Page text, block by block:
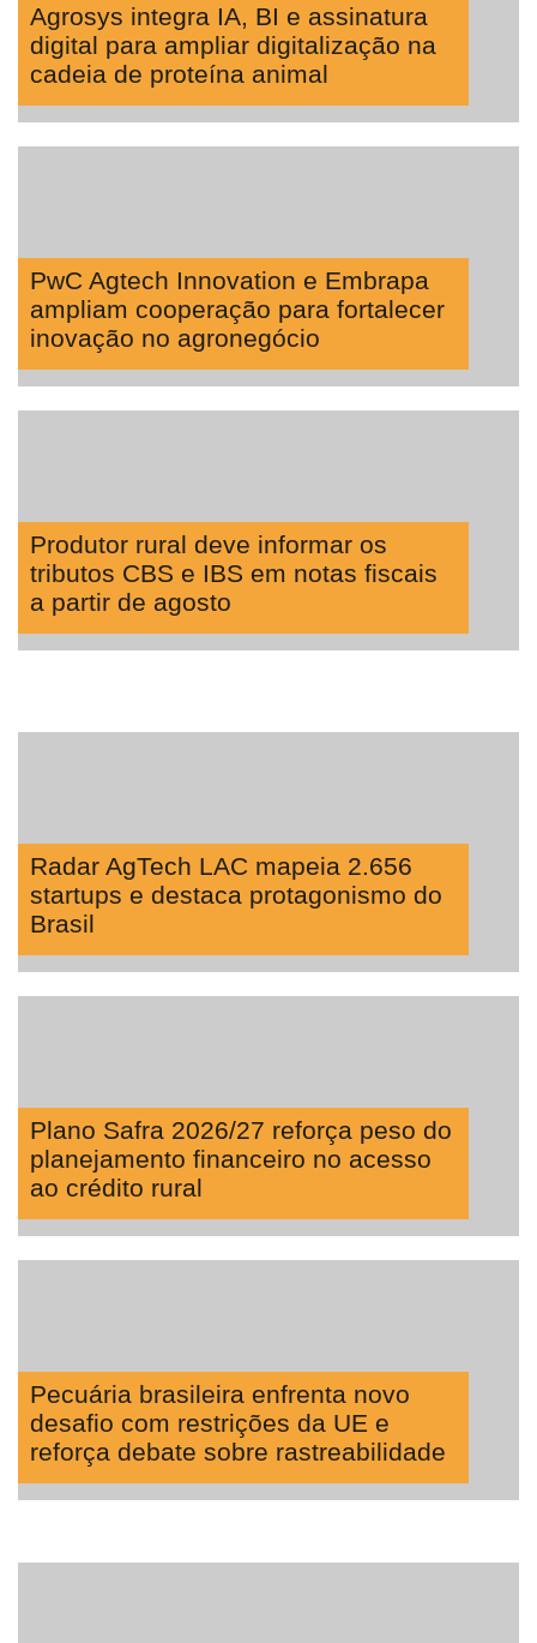
Agrosys integra IA, BI e assinatura
digital para ampliar digitalização na
cadeia de proteína animal
PwC Agtech Innovation e Embrapa
ampliam cooperação para fortalecer
inovação no agronegócio
Produtor rural deve informar os
tributos CBS e IBS em notas fiscais
a partir de agosto
Radar AgTech LAC mapeia 2.656
startups e destaca protagonismo do
Brasil
Plano Safra 2026/27 reforça peso do
planejamento financeiro no acesso
ao crédito rural
Pecuária brasileira enfrenta novo
desafio com restrições da UE e
reforça debate sobre rastreabilidade